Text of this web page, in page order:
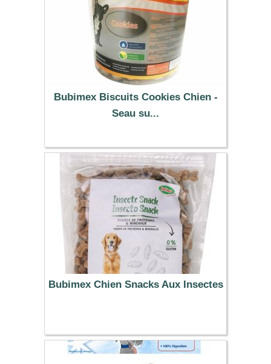
Bubimex Biscuits Cookies Chien -
Seau su...
12.99 €
Bubimex Chien Snacks Aux Insectes
2.79 €